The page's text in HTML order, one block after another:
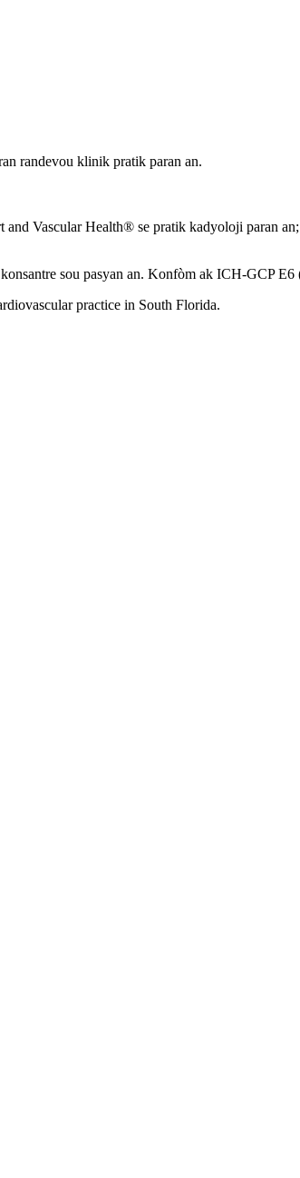
randevou klinik pratik paran an.
and Vascular Health® se pratik kadyoloji paran
sou pasyan an. Konfòm ak ICH-GCP
practice in South Florida.